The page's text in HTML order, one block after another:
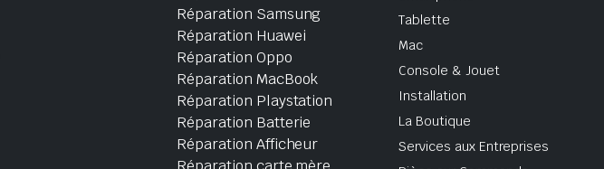
Réparation Samsung
Réparation Huawei
Réparation Oppo
Réparation MacBook
Réparation Playstation
Réparation Batterie
Réparation Afficheur
Tablette
Mac
Console & Jouet
Installation
La Boutique
Services aux Entreprises